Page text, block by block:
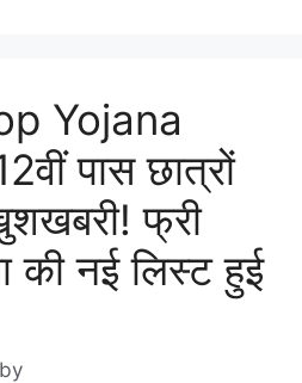
Yojana
पास छात्रों
फ्री
की नई लिस्ट हुई
by